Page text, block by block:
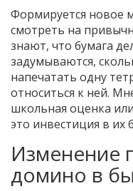
Формируется новое
смотреть на
знают, что бумага
задумываются,
напечатать одну
относиться к ней.
школьная оценка
это инвестиция в их
Изменение
домино в